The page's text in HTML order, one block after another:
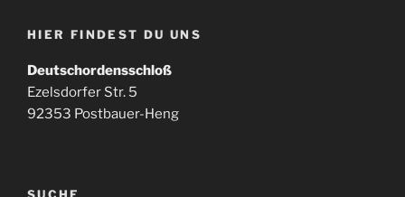
HIER FINDEST DU UNS
Deutschordensschloß
Ezelsdorfer Str. 5
92353 Postbauer-Heng
SUCHE